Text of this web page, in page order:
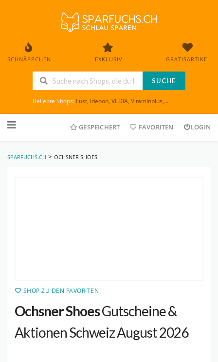
SCHNÄPPCHEN EXKLUSIV GRATISARTIKEL
SUCHE
Beliebte Shops: Fust, ideoon, VEDIA, Vitaminplus,...
to
GESPEICHERT FAVORITEN LOGIN
SPARFUCHS.CH > OCHSNER SHOES
SHOP ZU DEN FAVORITEN
Ochsner ShoesGutscheine &
Aktionen Schweiz August 2026